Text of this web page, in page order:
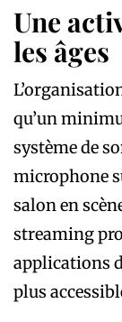
Une
les âges
qu’un
système de
microphone
salon en
streaming
applications
plus